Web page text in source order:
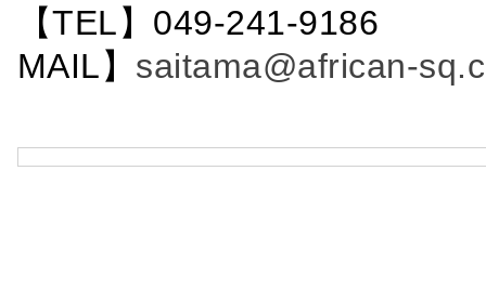
【TEL】049-241-
MAIL】 saitama@african-